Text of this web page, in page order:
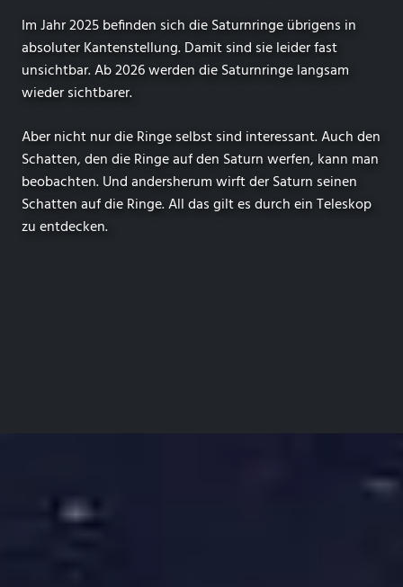
Im Jahr 2025 befinden sich die Saturnringe übrigens in
absoluter Kantenstellung. Damit sind sie leider fast
unsichtbar. Ab 2026 werden die Saturnringe langsam
wieder sichtbarer.
Aber nicht nur die Ringe selbst sind interessant. Auch den
Schatten, den die Ringe auf den Saturn werfen, kann man
beobachten. Und andersherum wirft der Saturn seinen
Schatten auf die Ringe. All das gilt es durch ein Teleskop
zu entdecken.